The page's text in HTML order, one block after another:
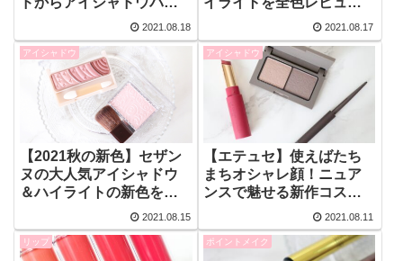
ットを全色スウォッチ！
【プチプラ】
2021.08.18
＆スウォッチ！【何が違
う？どう使う？】
2021.08.17
アイシャドウ
【2021秋の新色】セザン
ヌの大人気アイシャドウ
＆ハイライトの新色をレ
ビュー、スウォッチ！実
際に使ってみたよ！【新
作コスメ】
2021.08.15
アイシャドウ
【エテュセ】使えばたち
まちオシャレ顔！ニュア
ンスで魅せる新作コスメ
で秋メイクに挑戦！2021.08.11
リップ ポイントメイク